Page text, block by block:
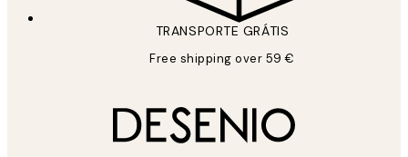
TRANSPORTE GRÁTIS
Free shipping over 59 €